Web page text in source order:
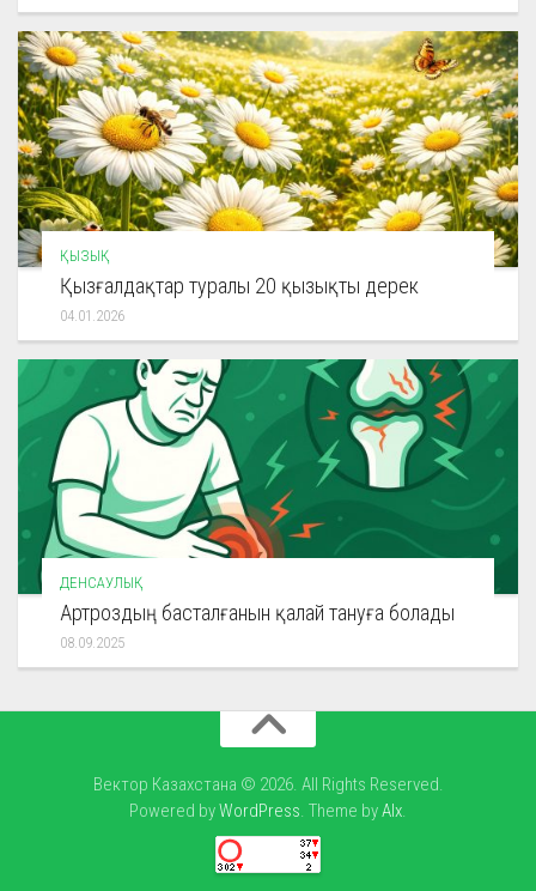
ҚЫЗЫҚ
Қызғалдақтар туралы 20 қызықты дерек
04.01.2026
ДЕНСАУЛЫҚ
Артроздың басталғанын қалай тануға болады
08.09.2025
Вектор Казахстана © 2026. All Rights Reserved.
Powered byWordPress. Theme byAlx.